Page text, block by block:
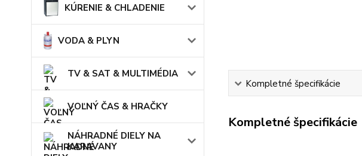
KÚRENIE & CHLADENIE
VODA & PLYN
TV & SAT & MULTIMÉDIA
VOĽNÝ ČAS & HRAČKY
NÁHRADNÉ DIELY NA
KARAVANY
Kompletné špecifikácie
Kompletné špecifikácie